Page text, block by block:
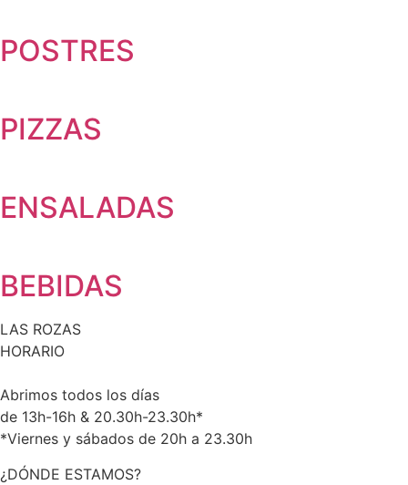
POSTRES
PIZZAS
ENSALADAS
BEBIDAS
LAS ROZAS
HORARIO
Abrimos todos los días
de 13h-16h & 20.30h-23.30h*
*Viernes y sábados de 20h a 23.30h
¿DÓNDE ESTAMOS?